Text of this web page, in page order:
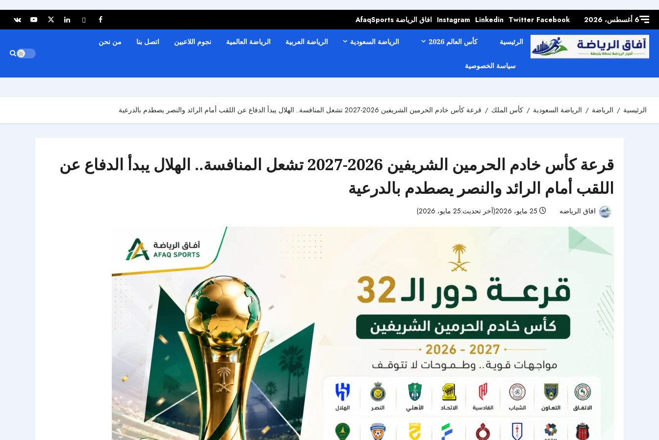
content6 أغسطس، 2026 Facebook
Twitter
Linkedin
Instagram افاق الرياضة AfaqSports
الرئيسية كأس العالم 2026 الرياضة السعودية الرياضة العربية الرياضة العالمية نجوم اللاعبين اتصل بنا من نحن
سياسة الخصوصية
الرئيسية الرياضة الرياضة السعودية كأس الملك قرعة كأس خادم الحرمين الشريفين 2026-2027 تشعل المنافسة.. الهلال يبدأ الدفاع عن اللقب أمام الرائد والنصر يصطدم بالدرعية
قرعة كأس خادم الحرمين الشريفين 2026-2027 تشعل المنافسة.. الهلال يبدأ الدفاع عن
اللقب أمام الرائد والنصر يصطدم بالدرعية
افاق الرياضه